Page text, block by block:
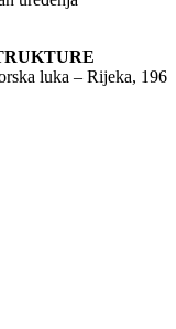
luka – Rijeka, 196